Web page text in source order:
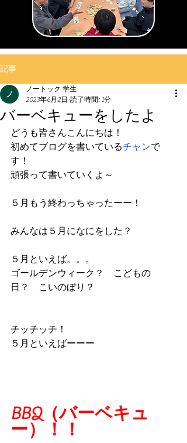
記事
バーベキューをしたよ
ノートック 学生
2023年6月2日 読了時間: 1分
どうも皆さんこんにちは！
初めてブログを書いているチャンで
す！
頑張って書いていくよ～
５月もう終わっちゃったーー！
みんなは５月になにをした？
５月といえば。。。
ゴールデンウィーク？　こどもの
日？　こいのぼり？
チッチッチ！
５月といえばーーー
BBQ（バーベキュ
ー）！！